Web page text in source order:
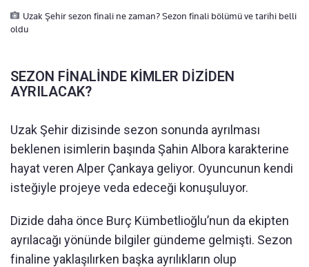
Uzak Şehir sezon finali ne zaman? Sezon finali bölümü ve tarihi belli
oldu
SEZON FİNALİNDE KİMLER DİZİDEN
AYRILACAK?
Uzak Şehir dizisinde sezon sonunda ayrılması
beklenen isimlerin başında Şahin Albora karakterine
hayat veren Alper Çankaya geliyor. Oyuncunun kendi
isteğiyle projeye veda edeceği konuşuluyor.
Dizide daha önce Burç Kümbetlioğlu’nun da ekipten
ayrılacağı yönünde bilgiler gündeme gelmişti. Sezon
finaline yaklaşılırken başka ayrılıkların olup